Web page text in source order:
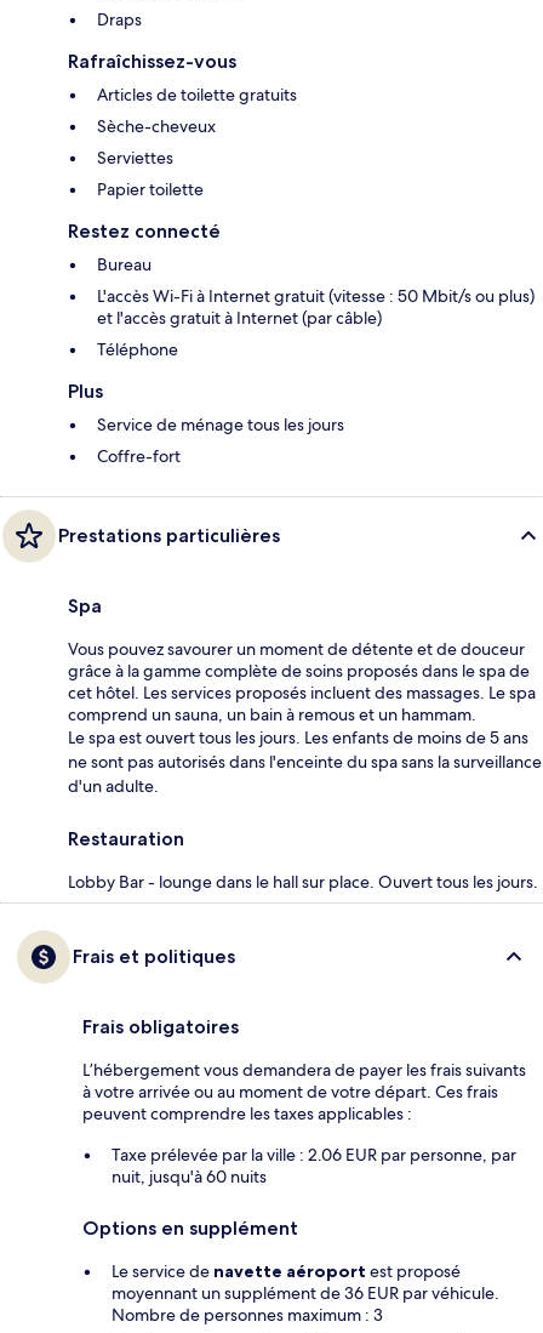
Draps
Rafraîchissez-vous
Articles de toilette gratuits
Sèche-cheveux
Serviettes
Papier toilette
Restez connecté
Bureau
L'accès Wi-Fi à Internet gratuit (vitesse : 50 Mbit/s ou plus)
et l'accès gratuit à Internet (par câble)
Téléphone
Plus
Service de ménage tous les jours
Coffre-fort
Prestations particulières
Spa
Vous pouvez savourer un moment de détente et de douceur
grâce à la gamme complète de soins proposés dans le spa de
cet hôtel. Les services proposés incluent des massages. Le spa
comprend un sauna, un bain à remous et un hammam.
Le spa est ouvert tous les jours. Les enfants de moins de 5 ans
ne sont pas autorisés dans l'enceinte du spa sans la surveillance
d'un adulte.
Restauration
Lobby Bar - lounge dans le hall sur place. Ouvert tous les jours.
Frais et politiques
Frais obligatoires
L’hébergement vous demandera de payer les frais suivants
à votre arrivée ou au moment de votre départ. Ces frais
peuvent comprendre les taxes applicables :
Taxe prélevée par la ville : 2.06 EUR par personne, par
nuit, jusqu'à 60 nuits
Options en supplément
Le service de navette aéroport est proposé
moyennant un supplément de 36 EUR par véhicule.
Nombre de personnes maximum : 3